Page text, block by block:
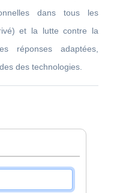
dans tous les
et la lutte contre la
réponses adaptées,
des technologies.